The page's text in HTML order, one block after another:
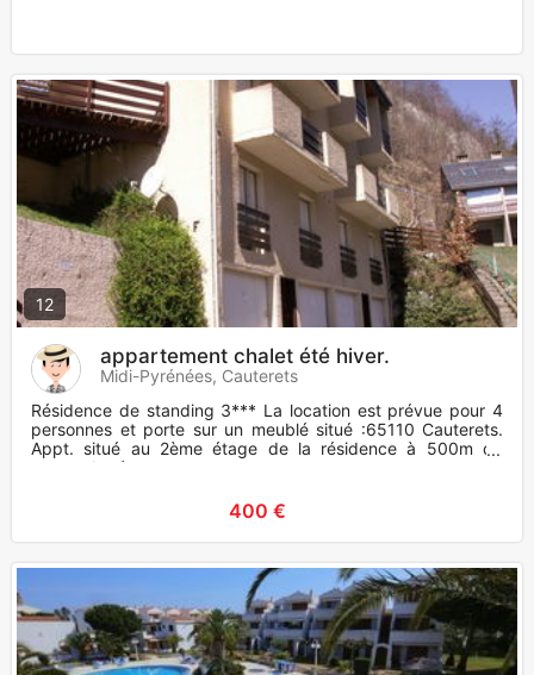
12
appartement chalet été hiver.
Midi-Pyrénées, Cauterets
Résidence de standing 3*** La location est prévue pour 4
personnes et porte sur un meublé situé :65110 Cauterets.
Appt. situé au 2ème étage de la résidence à 500m du
centre du té
400 €